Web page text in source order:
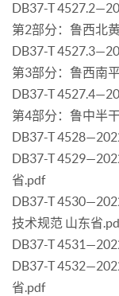
DB37-T
第2部分：鲁西北
DB37-T
第3部分：鲁西南
DB37-T
第4部分：鲁中半
DB37-T
DB37-T
省.pdf
DB37-T
技术规范 山东省
DB37-T
DB37-T
省.pdf